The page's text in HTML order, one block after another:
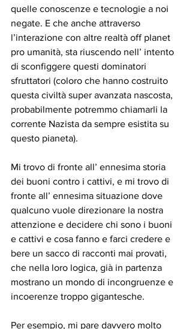
quelle conoscenze e tecnologie a noi
negate. E che anche attraverso
l’interazione con altre realtà off planet
pro umanità, sta riuscendo nell’ intento
di sconfiggere questi dominatori
sfruttatori (coloro che hanno costruito
questa civiltà super avanzata nascosta,
probabilmente potremmo chiamarli la
corrente Nazista da sempre esistita su
questo pianeta).
Mi trovo di fronte all’ ennesima storia
dei buoni contro i cattivi, e mi trovo di
fronte all’ ennesima situazione dove
qualcuno vuole direzionare la nostra
attenzione e decidere chi sono i buoni
e cattivi e cosa fanno e farci credere e
bere un sacco di racconti mai provati,
che nella loro logica, già in partenza
mostrano un mondo di incongruenze e
incoerenze troppo gigantesche.
Per esempio, mi pare davvero molto